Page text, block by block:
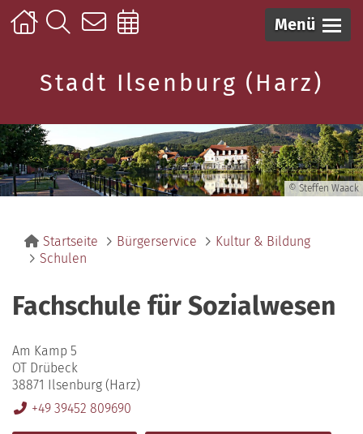
Menü
Stadt Ilsenburg (Harz)
© Steffen Waack
Startseite Bürgerservice
Kultur & Bildung
Schulen
Fachschule für Sozialwesen
Am Kamp 5
OT Drübeck
38871 Ilsenburg (Harz)
+49 39452 809690